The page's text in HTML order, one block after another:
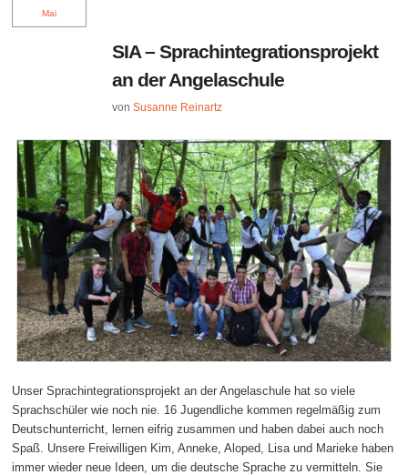
Mai
SIA – Sprachintegrationsprojekt
an der Angelaschule
vonSusanne Reinartz
Unser Sprachintegrationsprojekt an der Angelaschule hat so viele
Sprachschüler wie noch nie. 16 Jugendliche kommen regelmäßig zum
Deutschunterricht, lernen eifrig zusammen und haben dabei auch noch
Spaß. Unsere Freiwilligen Kim, Anneke, Aloped, Lisa und Marieke haben
immer wieder neue Ideen, um die deutsche Sprache zu vermitteln. Sie